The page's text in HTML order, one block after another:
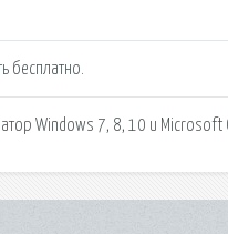
бесплатно.
Windows 7, 8, 10 и Microsoft